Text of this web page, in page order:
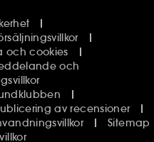
och cookies
och
av recensioner
Sitemap